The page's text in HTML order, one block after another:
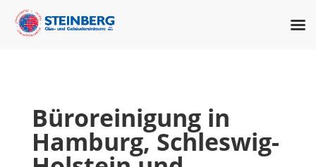
Büroreinigung in
Hamburg, Schleswig-